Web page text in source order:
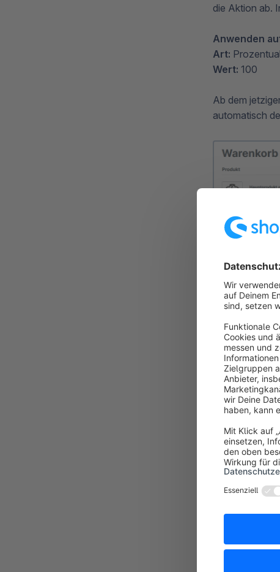
die Aktion ab.
Anwenden
Art:
Wert: 100
Ab dem
automatisch
Wie in
diesem Fall
Im
später die